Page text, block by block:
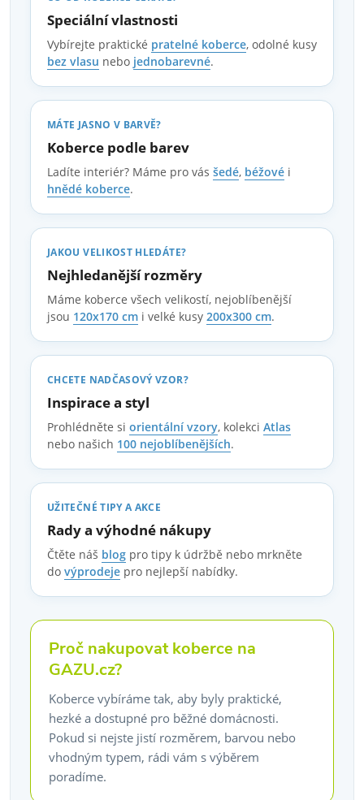
Speciální vlastnosti
Vybírejte praktické pratelné koberce, odolné kusy
bez vlasu nebo jednobarevné.
MÁTE JASNO V BARVĚ?
Koberce podle barev
Ladíte interiér? Máme pro vás šedé, béžové i
hnědé koberce.
JAKOU VELIKOST HLEDÁTE?
Nejhledanější rozměry
Máme koberce všech velikostí, nejoblíbenější
jsou 120x170 cm i velké kusy 200x300 cm.
CHCETE NADČASOVÝ VZOR?
Inspirace a styl
Prohlédněte si orientální vzory, kolekci Atlas
nebo našich 100 nejoblíbenějších.
UŽITEČNÉ TIPY A AKCE
Rady a výhodné nákupy
Čtěte náš blog pro tipy k údržbě nebo mrkněte
do výprodeje pro nejlepší nabídky.
Proč nakupovat koberce na
GAZU.cz?
Koberce vybíráme tak, aby byly praktické,
hezké a dostupné pro běžné domácnosti.
Pokud si nejste jistí rozměrem, barvou nebo
vhodným typem, rádi vám s výběrem
poradíme.